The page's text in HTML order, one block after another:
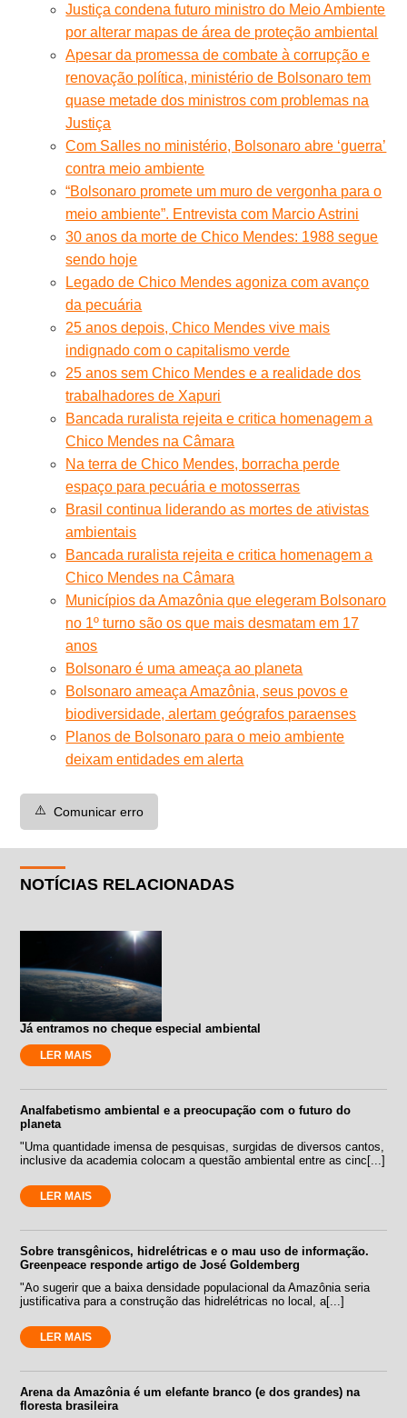
Justiça condena futuro ministro do Meio Ambiente
por alterar mapas de área de proteção ambiental
Apesar da promessa de combate à corrupção e
renovação política, ministério de Bolsonaro tem
quase metade dos ministros com problemas na
Justiça
Com Salles no ministério, Bolsonaro abre ‘guerra’
contra meio ambiente
“Bolsonaro promete um muro de vergonha para o
meio ambiente”. Entrevista com Marcio Astrini
30 anos da morte de Chico Mendes: 1988 segue
sendo hoje
Legado de Chico Mendes agoniza com avanço
da pecuária
25 anos depois, Chico Mendes vive mais
indignado com o capitalismo verde
25 anos sem Chico Mendes e a realidade dos
trabalhadores de Xapuri
Bancada ruralista rejeita e critica homenagem a
Chico Mendes na Câmara
Na terra de Chico Mendes, borracha perde
espaço para pecuária e motosserras
Brasil continua liderando as mortes de ativistas
ambientais
Bancada ruralista rejeita e critica homenagem a
Chico Mendes na Câmara
Municípios da Amazônia que elegeram Bolsonaro
no 1º turno são os que mais desmatam em 17
anos
Bolsonaro é uma ameaça ao planeta
Bolsonaro ameaça Amazônia, seus povos e
biodiversidade, alertam geógrafos paraenses
Planos de Bolsonaro para o meio ambiente
deixam entidades em alerta
⚠️ Comunicar erro
NOTÍCIAS RELACIONADAS
Já entramos no cheque especial ambiental
LER MAIS
Analfabetismo ambiental e a preocupação com o futuro do
planeta
"Uma quantidade imensa de pesquisas, surgidas de diversos cantos,
inclusive da academia colocam a questão ambiental entre as cinc[...]
LER MAIS
Sobre transgênicos, hidrelétricas e o mau uso de informação.
Greenpeace responde artigo de José Goldemberg
"Ao sugerir que a baixa densidade populacional da Amazônia seria
justificativa para a construção das hidrelétricas no local, a[...]
LER MAIS
Arena da Amazônia é um elefante branco (e dos grandes) na
floresta brasileira